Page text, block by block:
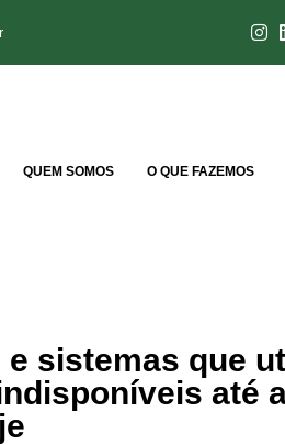
QUEM SOMOS O QUE FAZEMOS
sistemas que
até